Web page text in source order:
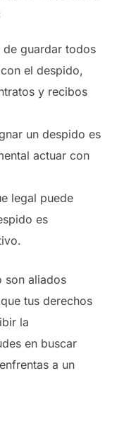
de guardar todos
el despido,
y recibos
un despido es
actuar con
legal puede
es
son aliados
tus derechos
la
en buscar
a un